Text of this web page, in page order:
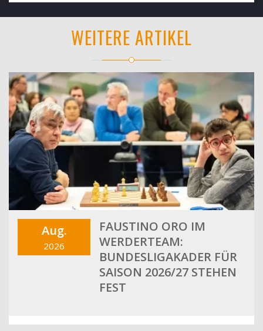
WEITERE ARTIKEL
Aug.
2026
FAUSTINO ORO IM
WERDERTEAM:
BUNDESLIGAKADER FÜR
SAISON 2026/27 STEHEN
FEST